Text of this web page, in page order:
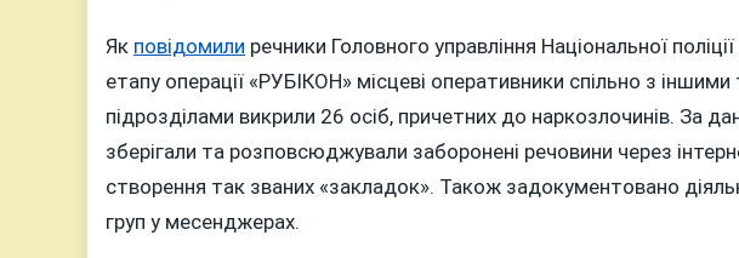
наркомереж
Як повідомили речники Головного управління Національної
етапу операції «РУБІКОН» місцеві оперативники спільно з
підрозділами викрили 26 осіб, причетних до наркозлочинів. За
зберігали та розповсюджували заборонені речовини через
створення так званих «закладок». Також задокументовано
груп у месенджерах.